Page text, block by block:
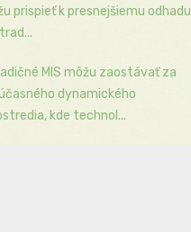
prispieť k presnejšiemu odhadu
MIS môžu zaostávať za
dynamického
kde technol...